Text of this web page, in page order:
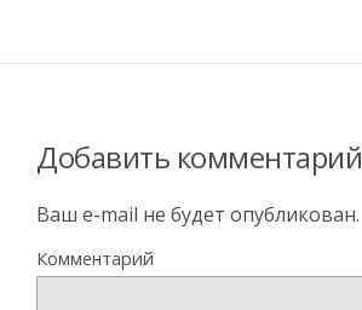
Добавить комментарий
Ваш e-mail не будет опубликован.
Комментарий